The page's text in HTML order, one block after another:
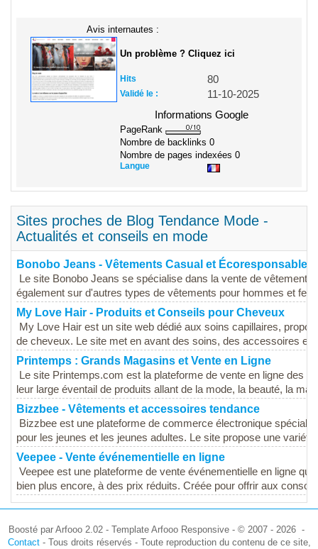
Avis internautes :
Un problème ? Cliquez ici
Hits 80
Validé le :
11-10-2025
Informations Google
PageRank
Nombre de backlinks 0
Nombre de pages indexées 0
Langue
Sites proches de Blog Tendance Mode -
Actualités et conseils en mode
Bonobo Jeans - Vêtements Casual et Écoresponsables
Le site Bonobo Jeans se spécialise dans la vente de
également sur d'autres types de vêtements pour hommes et
My Love Hair - Produits et Conseils pour Cheveux
My Love Hair est un site web dédié aux soins capillaires,
de cheveux. Le site met en avant des soins, des accessoires et
Printemps : Grands Magasins et Vente en Ligne
Le site Printemps.com est la plateforme de vente en ligne des
leur large éventail de produits allant de la mode, la beauté, la
Bizzbee - Vêtements et accessoires tendance
Bizzbee est une plateforme de commerce électronique
pour les jeunes et les jeunes adultes. Le site propose une variété
Veepee - Vente événementielle en ligne
Veepee est une plateforme de vente événementielle en ligne
bien plus encore, à des prix réduits. Créée pour offrir aux
Boosté par Arfooo 2.02 - Template Arfooo Responsive - © 2007 - 2026 -
Contact- Tous droits réservés - Toute reproduction du contenu de ce site,